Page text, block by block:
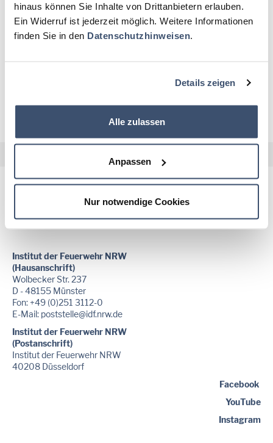
hinaus können Sie Inhalte von Drittanbietern erlauben.
Ein Widerruf ist jederzeit möglich. Weitere Informationen
finden Sie in den Datenschutzhinweisen
Details zeigen
Alle zulassen
Anpassen
Nur notwendige Cookies
TECHNISCHE ÜBERPRÜFUNG VON
FAHRZEUGEN BETRIEBLICHER
FEUERWEHREN
PROGRAMMPRÜFUNGEN
Für regelmäßige Informationen abonnieren Sie gerne unseren
Newsletter!
Institut der Feuerwehr NRW
(Hausanschrift)
Wolbecker Str. 237
D - 48155 Münster
Fon: +49 (0)251 3112-0
E-Mail: poststelle@idf.nrw.de
Institut der Feuerwehr NRW
(Postanschrift)
Institut der Feuerwehr NRW
40208 Düsseldorf
Facebook
YouTube
Instagram